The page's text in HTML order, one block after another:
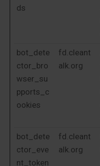
ds
bot_dete
ctor_bro
wser_su
pports_c
ookies
fd.cleant
alk.org
bot_dete
ctor_eve
nt_token
fd.cleant
alk.org